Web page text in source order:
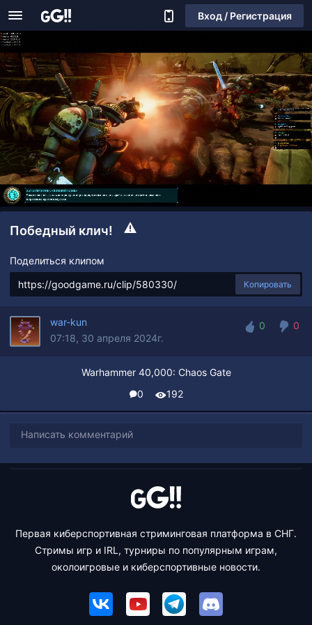
Вход / Регистрация
Победный клич!
Поделиться клипом
Копировать
war-kun
07:18, 30 апреля 2024г.
0
0
Warhammer 40,000: Chaos Gate
0
192
Написать комментарий
Первая киберспортивная стриминговая платформа в СНГ.
Стримы игр и IRL, турниры по популярным играм,
околоигровые и киберспортивные новости.